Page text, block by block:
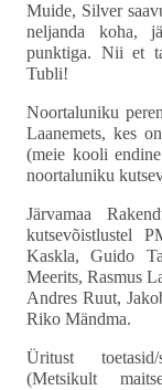
Muide, Silver
neljanda koha,
punktiga. Nii et
Tubli!
Noortaluniku
Laanemets, kes
(meie kooli
noortaluniku
Järvamaa
kutsevõistlustel
Kaskla, Guido
Meerits, Rasmus
Andres Ruut,
Riko Mändma.
Üritust toetasid/
(Metsikult